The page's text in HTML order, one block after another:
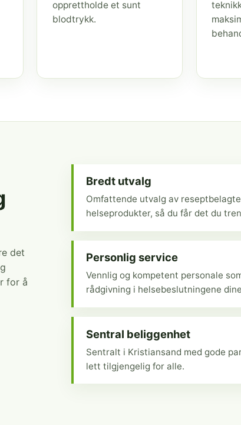
opprettholde et sunt
blodtrykk.
det
for å
Bredt utvalg
Omfattende utvalg av
helseprodukter, så du får det du
Personlig service
Vennlig og kompetent personale
rådgivning i helsebeslutningene
Sentral beliggenhet
Sentralt i Kristiansand med gode
lett tilgjengelig for alle.